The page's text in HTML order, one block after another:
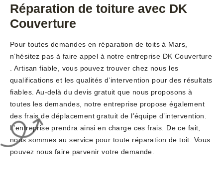
Réparation de toiture avec DK
Couverture
Pour toutes demandes en réparation de toits à Mars,
n’hésitez pas à faire appel à notre entreprise DK Couverture
. Artisan fiable, vous pouvez trouver chez nous les
qualifications et les qualités d’intervention pour des résultats
fiables. Au-delà du devis gratuit que nous proposons à
toutes les demandes, notre entreprise propose également
des frais de déplacement gratuit de l’équipe d’intervention.
L’entreprise prendra ainsi en charge ces frais. De ce fait,
nous sommes au service pour toute réparation de toit. Vous
pouvez nous faire parvenir votre demande.